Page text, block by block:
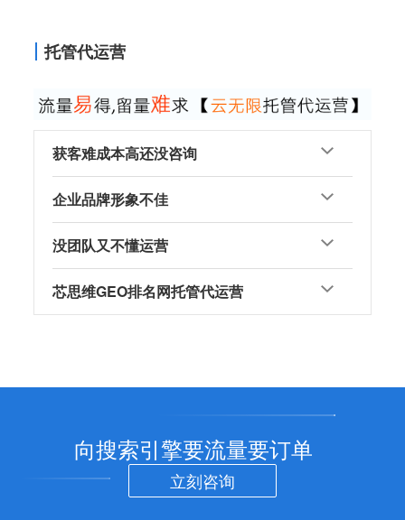
托管代运营
获客难成本高还没咨询
企业品牌形象不佳
没团队又不懂运营
芯思维GEO排名网托管代运营
向搜索引擎要流量要订单
立刻咨询